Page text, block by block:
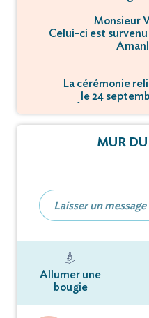
Monsieur
Celui-ci est
La cérémonie
le 24
MUR
Allumer une
bougie